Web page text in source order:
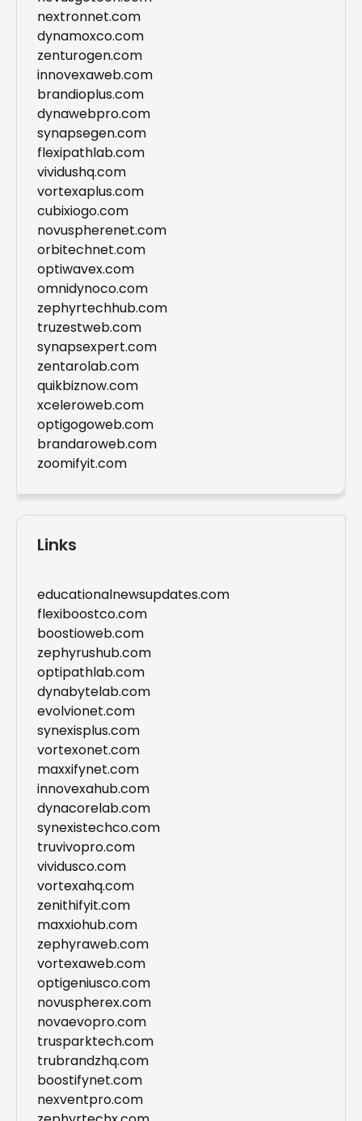
nextronnet.com
dynamoxco.com
zenturogen.com
innovexaweb.com
brandioplus.com
dynawebpro.com
synapsegen.com
flexipathlab.com
vividushq.com
vortexaplus.com
cubixiogo.com
novuspherenet.com
orbitechnet.com
optiwavex.com
omnidynoco.com
zephyrtechhub.com
truzestweb.com
synapsexpert.com
zentarolab.com
quikbiznow.com
xceleroweb.com
optigogoweb.com
brandaroweb.com
zoomifyit.com
Links
educationalnewsupdates.com
flexiboostco.com
boostioweb.com
zephyrushub.com
optipathlab.com
dynabytelab.com
evolvionet.com
synexisplus.com
vortexonet.com
maxxifynet.com
innovexahub.com
dynacorelab.com
synexistechco.com
truvivopro.com
vividusco.com
vortexahq.com
zenithifyit.com
maxxiohub.com
zephyraweb.com
vortexaweb.com
optigeniusco.com
novuspherex.com
novaevopro.com
trusparktech.com
trubrandzhq.com
boostifynet.com
nexventpro.com